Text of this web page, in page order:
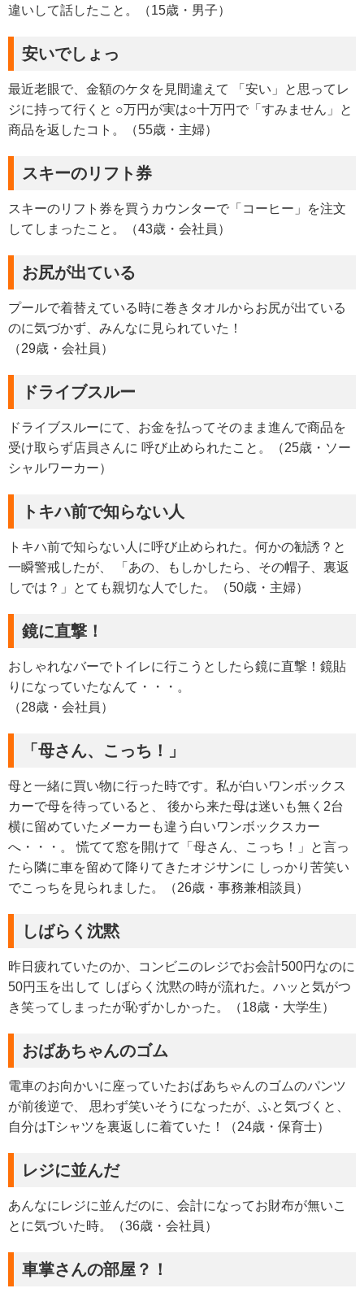
違いして話したこと。（15歳・男子）
安いでしょっ
最近老眼で、金額のケタを見間違えて 「安い」と思ってレ
ジに持って行くと ○万円が実は○十万円で「すみません」と
商品を返したコト。（55歳・主婦）
スキーのリフト券
スキーのリフト券を買うカウンターで「コーヒー」を注文
してしまったこと。（43歳・会社員）
お尻が出ている
プールで着替えている時に巻きタオルからお尻が出ている
のに気づかず、みんなに見られていた！
（29歳・会社員）
ドライブスルー
ドライブスルーにて、お金を払ってそのまま進んで商品を
受け取らず店員さんに 呼び止められたこと。（25歳・ソー
シャルワーカー）
トキハ前で知らない人
トキハ前で知らない人に呼び止められた。何かの勧誘？と
一瞬警戒したが、 「あの、もしかしたら、その帽子、裏返
しでは？」とても親切な人でした。（50歳・主婦）
鏡に直撃！
おしゃれなバーでトイレに行こうとしたら鏡に直撃！鏡貼
りになっていたなんて・・・。
（28歳・会社員）
「母さん、こっち！」
母と一緒に買い物に行った時です。私が白いワンボックス
カーで母を待っていると、 後から来た母は迷いも無く2台
横に留めていたメーカーも違う白いワンボックスカー
へ・・・。 慌てて窓を開けて「母さん、こっち！」と言っ
たら隣に車を留めて降りてきたオジサンに しっかり苦笑い
でこっちを見られました。（26歳・事務兼相談員）
しばらく沈黙
昨日疲れていたのか、コンビニのレジでお会計500円なのに
50円玉を出して しばらく沈黙の時が流れた。ハッと気がつ
き笑ってしまったが恥ずかしかった。（18歳・大学生）
おばあちゃんのゴム
電車のお向かいに座っていたおばあちゃんのゴムのパンツ
が前後逆で、 思わず笑いそうになったが、ふと気づくと、
自分はTシャツを裏返しに着ていた！（24歳・保育士）
レジに並んだ
あんなにレジに並んだのに、会計になってお財布が無いこ
とに気づいた時。（36歳・会社員）
車掌さんの部屋？！